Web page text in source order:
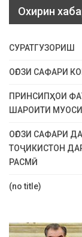
Охирин
СУРАТГУЗОРИШ
ОҒОЗИ САФАРИ
ПРИНСИПҲОИ
ШАРОИТИ
ОҒОЗИ САФАРИ
ТОҶИКИСТОН
РАСМӢ
(no title)